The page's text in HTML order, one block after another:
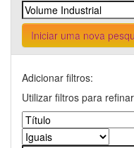
Iniciar uma nova
Adicionar filtros:
Utilizar filtros para